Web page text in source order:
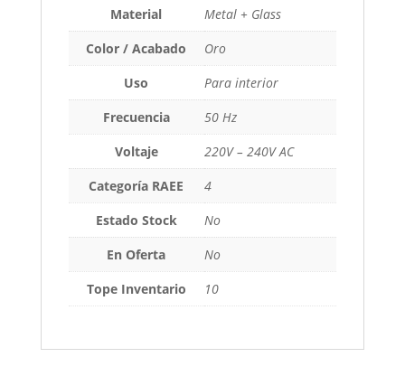
Material
Metal + Glass
Color / Acabado
Oro
Uso
Para interior
Frecuencia
50 Hz
Voltaje
220V – 240V AC
Categoría RAEE
4
Estado Stock
No
En Oferta
No
Tope Inventario
10